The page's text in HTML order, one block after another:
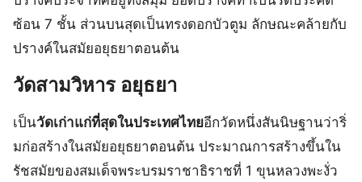
ซ้อน 7 ชั้น ส่วนบนสุดเป็นทรงดอกบัวตูม ลักษณะคล้ายกับ
ปรางค์ในสมัยอยุธยาตอนต้น
วัดสามวิหาร อยุธยา
เป็นวัดเก่าแก่ที่สุดในประเทศไทยอีกวัดหนึ่งสันนิษฐานว่าริ่
มก่อสร้างในสมัยอยุธยาตอนต้น ประมาณการสร้างขึ้นใน
รัชสมัยของสมเด็จพระบรมราชาธิราชที่ 1 ขุนหลวงพะงั่ว